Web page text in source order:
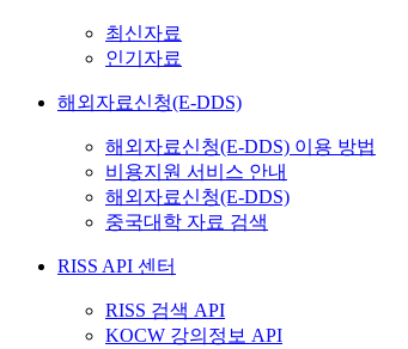
최신자료
인기자료
해외자료신청(E-DDS)
해외자료신청(E-DDS) 이용 방법
비용지원 서비스 안내
해외자료신청(E-DDS)
중국대학 자료 검색
RISS API 센터
RISS 검색 API
KOCW 강의정보 API